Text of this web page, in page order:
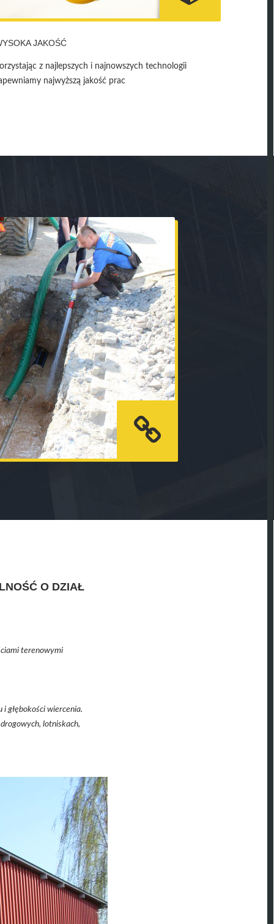
JAKOŚĆ
z najlepszych i najnowszych technologii
najwyższą jakość prac
O DZIAŁ
terenowymi
głębokości wiercenia.
lotniskach,